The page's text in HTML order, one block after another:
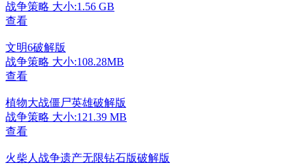
战争策略 大小:1.56 GB
查看
文明6破解版
战争策略 大小:108.28MB
查看
植物大战僵尸英雄破解版
战争策略 大小:121.39 MB
查看
火柴人战争遗产无限钻石版破解版